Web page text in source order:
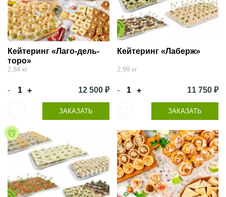
Кейтеринг «Лаго-дель-
торо»
2,84 кг
- + 12 500 ₽
ЗАКАЗАТЬ
Кейтеринг «Лаберж»
2,99 кг
- + 11 750 ₽
ЗАКАЗАТЬ